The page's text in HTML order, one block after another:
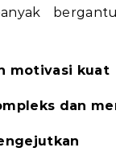
motivasi kuat
dan